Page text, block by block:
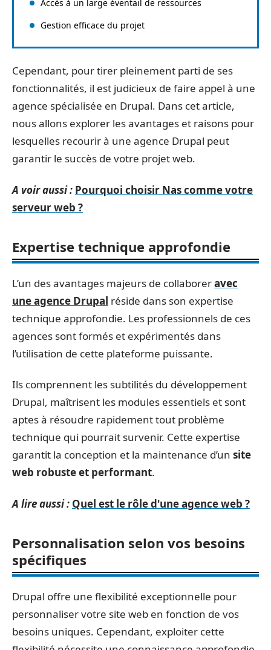
Accès à un large éventail de ressources
Gestion efficace du projet
Cependant, pour tirer pleinement parti de ses
fonctionnalités, il est judicieux de faire appel à une
agence spécialisée en Drupal. Dans cet article,
nous allons explorer les avantages et raisons pour
lesquelles recourir à une agence Drupal peut
garantir le succès de votre projet web.
A voir aussi : Pourquoi choisir Nas comme votre
serveur web ?
Expertise technique approfondie
L’un des avantages majeurs de collaboreravec
une agence Drupal réside dans son expertise
technique approfondie. Les professionnels de ces
agences sont formés et expérimentés dans
l’utilisation de cette plateforme puissante.
Ils comprennent les subtilités du développement
Drupal, maîtrisent les modules essentiels et sont
aptes à résoudre rapidement tout problème
technique qui pourrait survenir. Cette expertise
garantit la conception et la maintenance d’un site
web robuste et performant.
A lire aussi : Quel est le rôle d'une agence web ?
Personnalisation selon vos besoins
spécifiques
Drupal offre une flexibilité exceptionnelle pour
personnaliser votre site web en fonction de vos
besoins uniques. Cependant, exploiter cette